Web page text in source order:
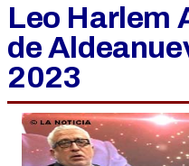
Leo Harlem
de
2023